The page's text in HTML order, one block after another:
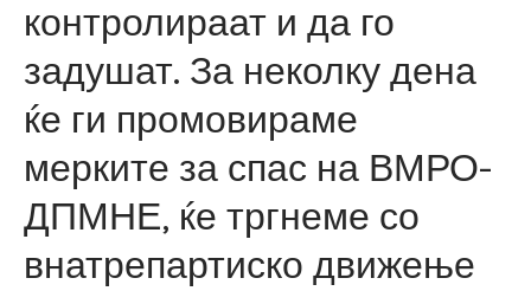
контролираат и да го
задушат. За неколку дена
ќе ги промовираме
мерките за спас на ВМРО-
ДПМНЕ, ќе тргнеме со
внатрепартиско движење